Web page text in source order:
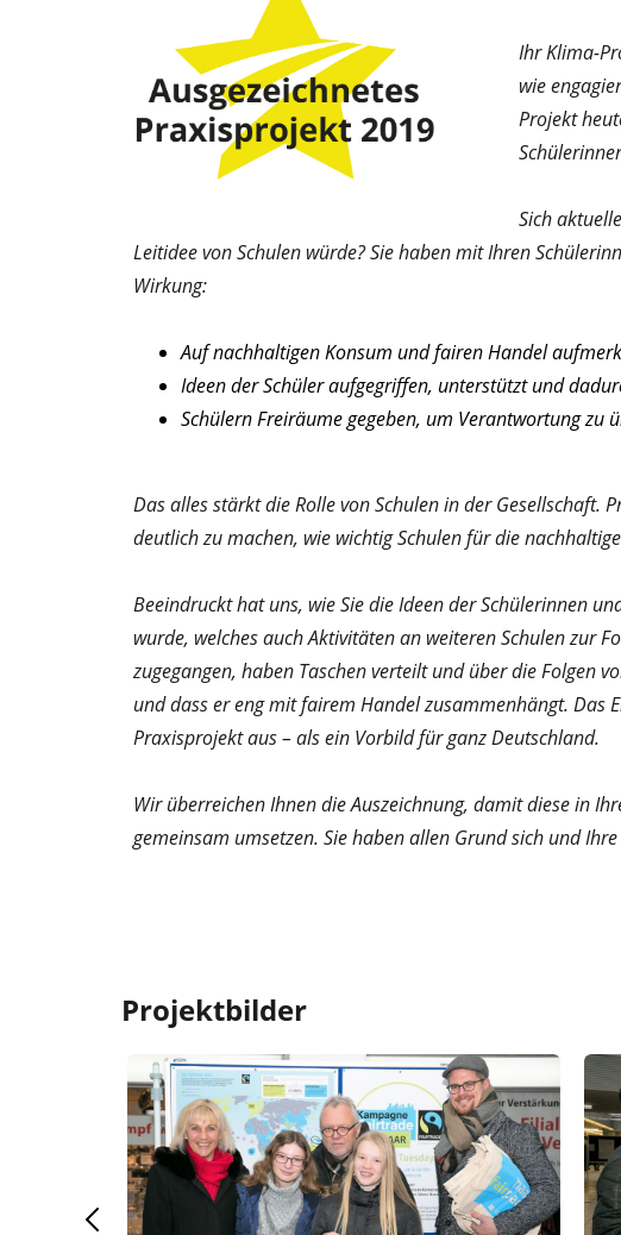
Ihr Klima-
wie
Projekt
Sich
Leitidee von Schulen würde? Sie haben mit Ihren
Wirkung:
Auf nachhaltigen Konsum und fairen Handel
Ideen der Schüler aufgegriffen, unterstützt und
Schülern Freiräume gegeben, um Verantwortung
Das alles stärkt die Rolle von Schulen in der Gesellschaft.
deutlich zu machen, wie wichtig Schulen für die
Beeindruckt hat uns, wie Sie die Ideen der Schülerinnen
wurde, welches auch Aktivitäten an weiteren Schulen zur
zugegangen, haben Taschen verteilt und über die Folgen
und dass er eng mit fairem Handel zusammenhängt. Das
Praxisprojekt aus – als ein Vorbild für ganz Deutschland.
Wir überreichen Ihnen die Auszeichnung, damit diese in
gemeinsam umsetzen. Sie haben allen Grund sich und
Projektbilder